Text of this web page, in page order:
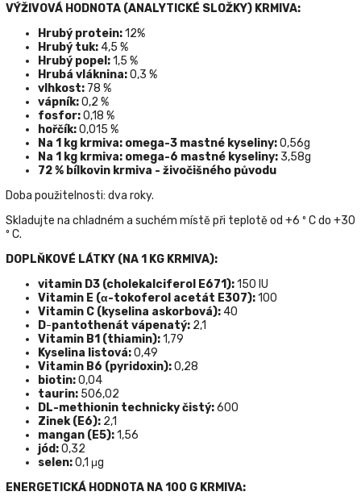
VÝŽIVOVÁ HODNOTA (ANALYTICKÉ SLOŽKY) KRMIVA:
Hrubý protein:12%
Hrubý tuk: 4,5 %
Hrubý popel:1,5 %
Hrubá vláknina:0,3 %
vlhkost: 78 %
vápník:0,2 %
fosfor:0,18 %
hořčík:0,015 %
Na 1 kg krmiva: omega-3 mastné kyseliny:0,56g
Na 1 kg krmiva: omega-6 mastné kyseliny: 3,58g
72 % bílkovin krmiva - živočišného původu
Doba použitelnosti: dva roky.
Skladujte na chladném a suchém místě při teplotě od +6 º С do +30
º С.
DOPLŇKOVÉ LÁTKY (NA 1 KG KRMIVA):
vitamin D3 (cholekalciferol E671):150 IU
Vitamin Е (α-tokoferol acetát E307):100
Vitamin С (kyselina askorbová): 40
D-pantothenát vápenatý: 2,1
Vitamin В1 (thiamin):1,79
Kyselina listová:0,49
Vitamin B6 (pyridoxin):0,28
biotin:0,04
taurin: 506,02
DL-methionin technicky čistý:600
Zinek (Е6): 2,1
mangan (E5):1,56
jód:0,32
selen:0,1 μg
ENERGETICKÁ HODNOTA NA 100 G KRMIVA: